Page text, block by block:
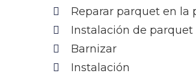
Reparar parquet en la
Instalación de parquet
Barnizar
Instalación